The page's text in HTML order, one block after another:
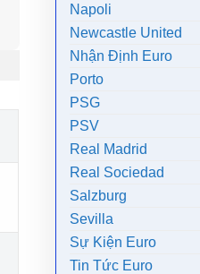
Napoli
Newcastle United
Nhận Định Euro
Porto
PSG
PSV
Real Madrid
Real Sociedad
Salzburg
Sevilla
Sự Kiện Euro
Tin Tức Euro